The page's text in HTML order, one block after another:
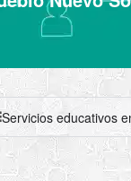
Servicios educativos